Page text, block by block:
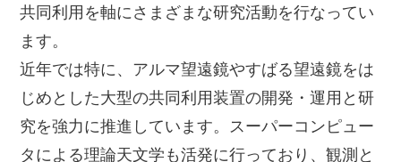
共同利用を軸にさまざまな研究活動を行なってい
ます。
近年では特に、アルマ望遠鏡やすばる望遠鏡をは
じめとした大型の共同利用装置の開発・運用と研
究を強力に推進しています。スーパーコンピュー
タによる理論天文学も活発に行っており、観測と